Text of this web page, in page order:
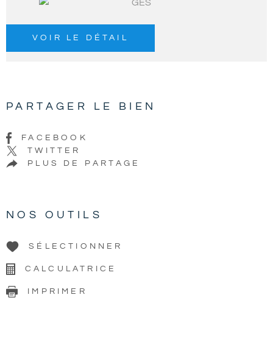
VOIR LE DÉTAIL
PARTAGER LE BIEN
FACEBOOK
TWITTER
PLUS DE PARTAGE
NOS OUTILS
SÉLECTIONNER
CALCULATRICE
IMPRIMER